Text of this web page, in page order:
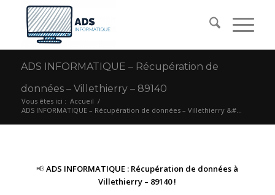
ADS INFORMATIQUE – Récupération de
données – Villethierry – 89140
Vous êtes ici : Accueil /
ADS INFORMATIQUE – Récupération de données – Villethierry &#...
📢ADS INFORMATIQUE : Récupération de données à
Villethierry – 89140 !